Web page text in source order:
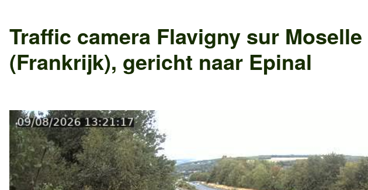
Traffic camera Flavigny sur Moselle
(Frankrijk), gericht naar Epinal